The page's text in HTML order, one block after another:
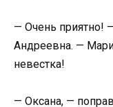
— Очень приятно!
Андреевна. —
невестка!
— Оксана, —